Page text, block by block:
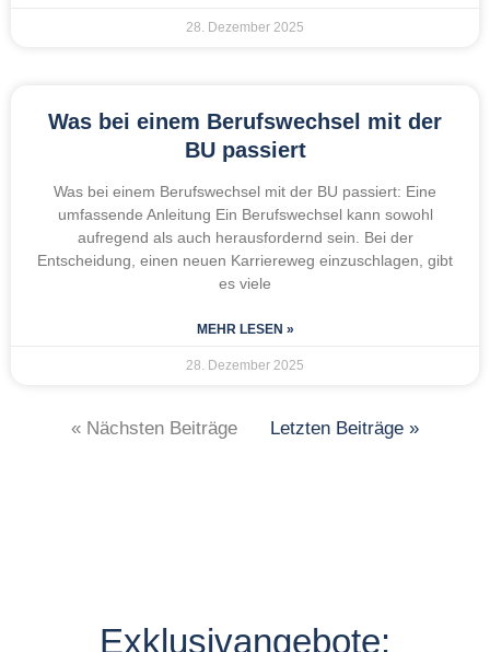
28. Dezember 2025
Was bei einem Berufswechsel mit der
BU passiert
Was bei einem Berufswechsel mit der BU passiert: Eine
umfassende Anleitung Ein Berufswechsel kann sowohl
aufregend als auch herausfordernd sein. Bei der
Entscheidung, einen neuen Karriereweg einzuschlagen, gibt
es viele
MEHR LESEN »
28. Dezember 2025
« Nächsten Beiträge Letzten Beiträge »
Exklusivangebote: